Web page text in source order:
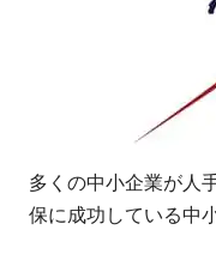
多くの中小企業が人
保に成功している中